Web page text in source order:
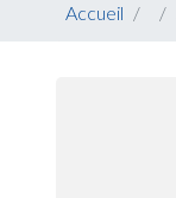
Accueil